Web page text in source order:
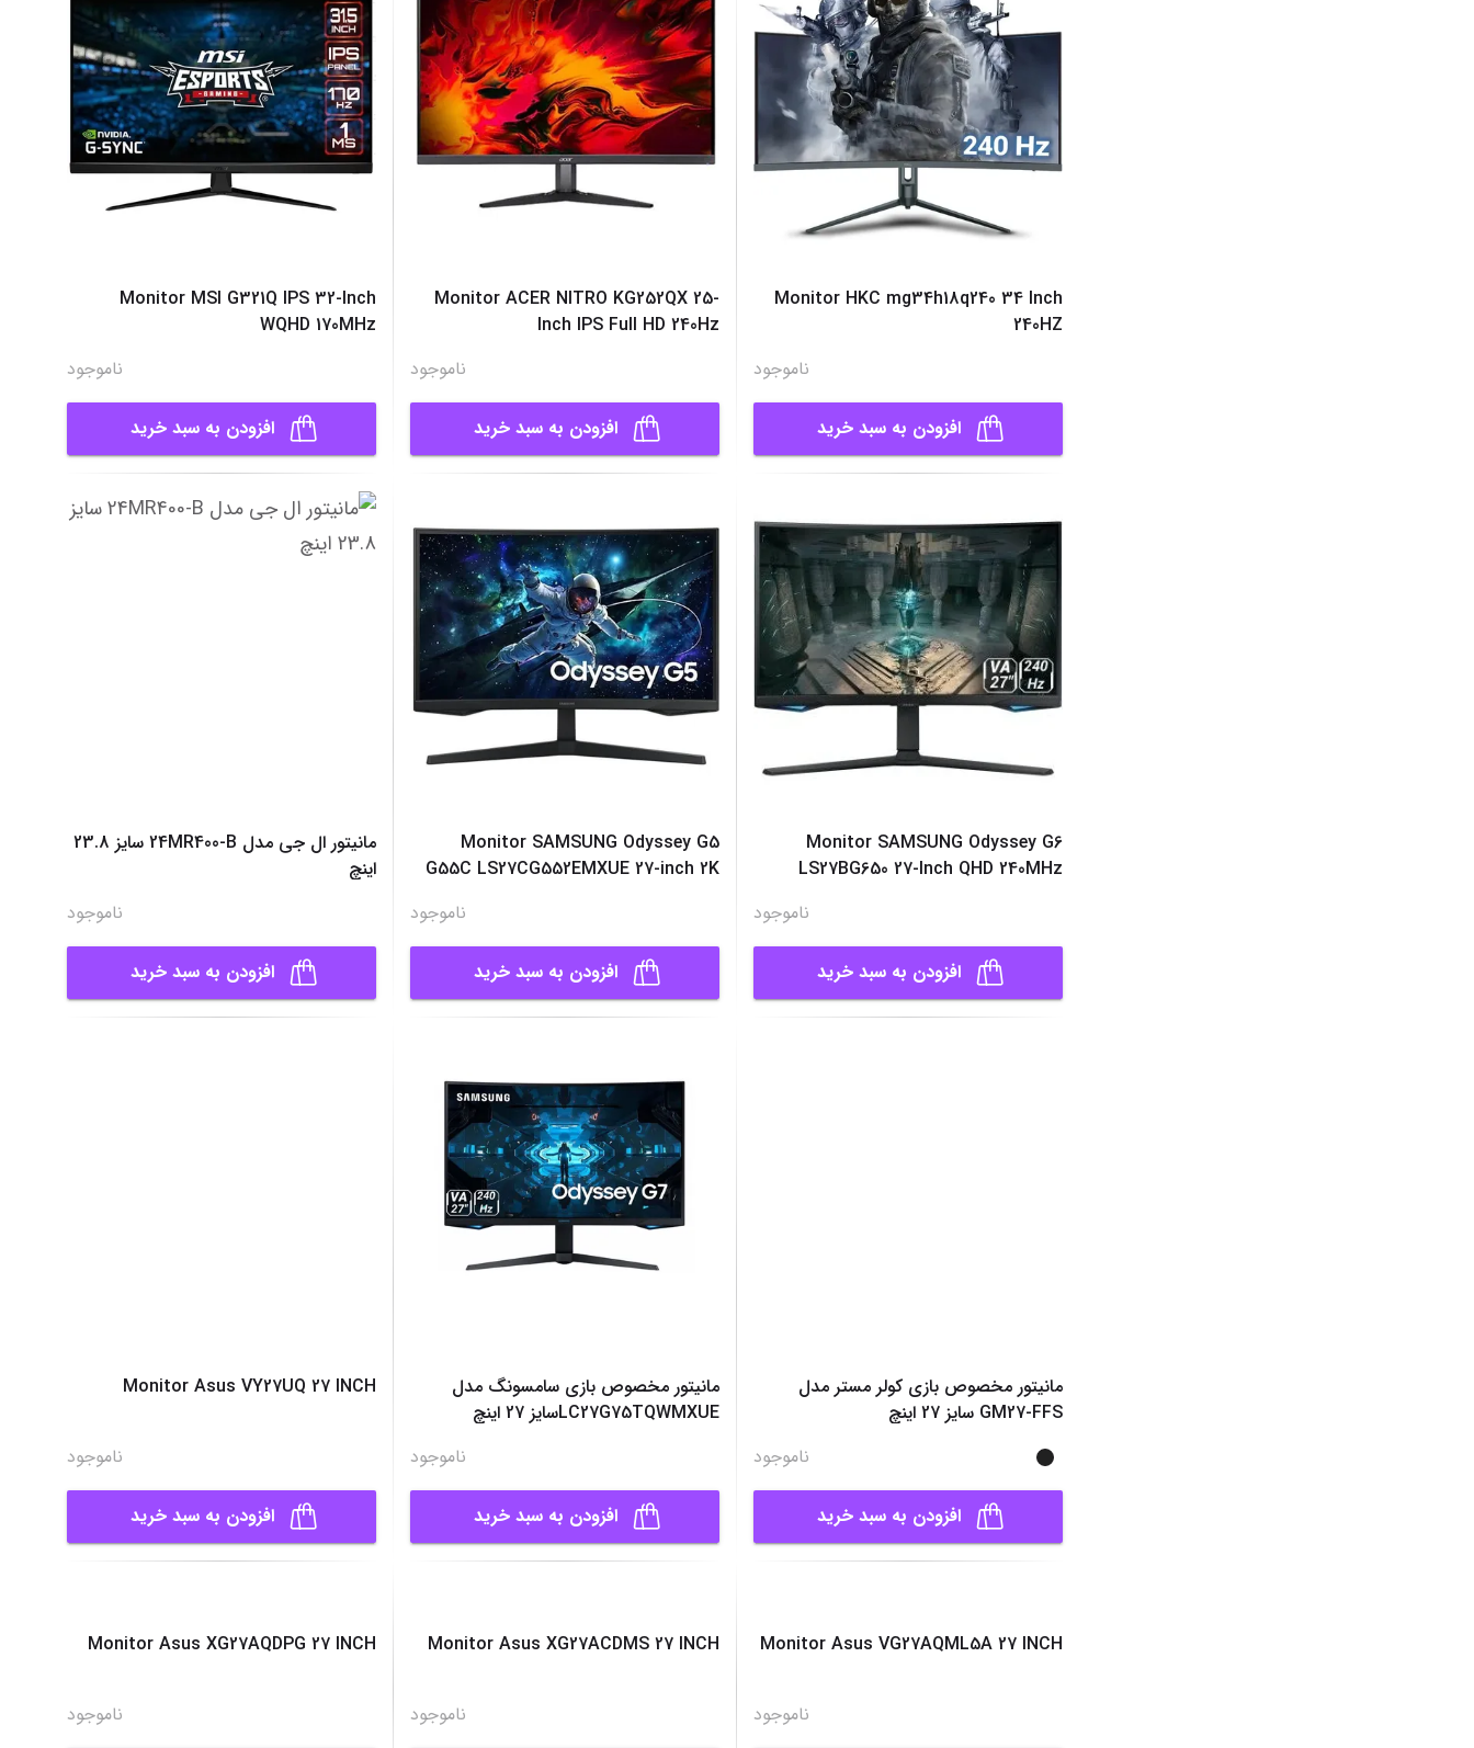
Monitor HKC mg34h18q240 34 Inch
240HZ
ناموجود
افزودن به سبد خرید
Monitor ACER NITRO KG252QX 25-
Inch IPS Full HD 240Hz
ناموجود
افزودن به سبد خرید
Monitor MSI G321Q IPS 32-Inch
WQHD 170MHz
ناموجود
افزودن به سبد خرید
Monitor SAMSUNG Odyssey G6
LS27BG650 27-Inch QHD 240MHz
ناموجود
افزودن به سبد خرید
Monitor SAMSUNG Odyssey G5
G55C LS27CG552EMXUE 27-inch 2K
ناموجود
افزودن به سبد خرید
مانیتور ال جی مدل 24MR400-B سایز 23.8
اینچ
ناموجود
افزودن به سبد خرید
مانیتور مخصوص بازی کولر مستر مدل
GM27-FFS سایز 27 اینچ
ناموجود
افزودن به سبد خرید
مانیتور مخصوص بازی سامسونگ مدل
LC27G75TQWMXUEسایز 27 اینچ
ناموجود
افزودن به سبد خرید
Monitor Asus VY27UQ 27 INCH
ناموجود
افزودن به سبد خرید